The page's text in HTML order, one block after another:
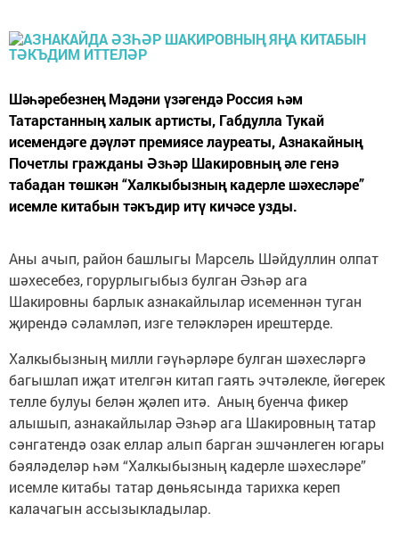
Шәһәребезнең Мәдәни үзәгендә Россия һәм
Татарстанның халык артисты, Габдулла Тукай
исемендәге дәүләт премиясе лауреаты, Азнакайның
Почетлы гражданы Әзһәр Шакировның әле генә
табадан төшкән “Халкыбызның кадерле шәхесләре”
исемле китабын тәкъдир итү кичәсе узды.
Аны ачып, район башлыгы Марсель Шәйдуллин олпат
шәхесебез, горурлыгыбыз булган Әзһәр ага
Шакировны барлык азнакайлылар исеменнән туган
җирендә сәламләп, изге теләкләрен ирештерде.
Халкыбызның милли гәүһәрләре булган шәхесләргә
багышлап иҗат ителгән китап гаять эчтәлекле, йөгерек
телле булуы белән җәлеп итә. Аның буенча фикер
алышып, азнакайлылар Әзһәр ага Шакировның татар
сәнгатендә озак еллар алып барган эшчәнлеген югары
бәяләделәр һәм “Халкыбызның кадерле шәхесләре”
исемле китабы татар дөньясында тарихка кереп
калачагын ассызыкладылар.